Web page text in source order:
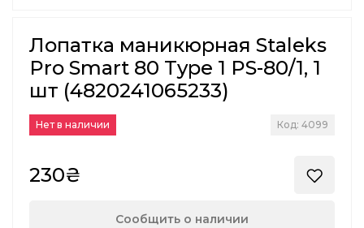
Лопатка маникюрная Staleks
Pro Smart 80 Type 1 PS-80/1, 1
шт (4820241065233)
Нет в наличии Код: 4099
230₴
Сообщить о наличии